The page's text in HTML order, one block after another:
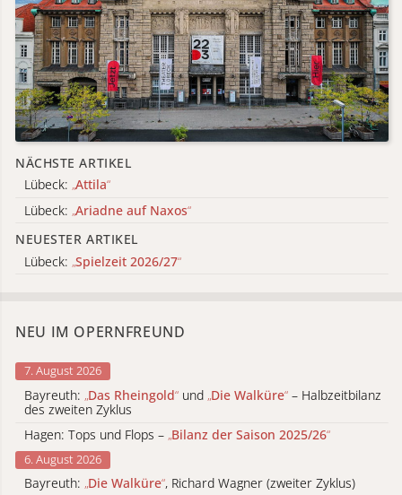
NÄCHSTE ARTIKEL
Lübeck: „Attila“
Lübeck: „Ariadne auf Naxos“
NEUESTER ARTIKEL
Lübeck: „Spielzeit 2026/27“
NEU IM OPERNFREUND
7. August 2026
Bayreuth: „Das Rheingold“ und „Die Walküre“ – Halbzeitbilanz
des zweiten Zyklus
Hagen: Tops und Flops – „Bilanz der Saison 2025/26“
6. August 2026
Bayreuth: „Die Walküre“, Richard Wagner (zweiter Zyklus)